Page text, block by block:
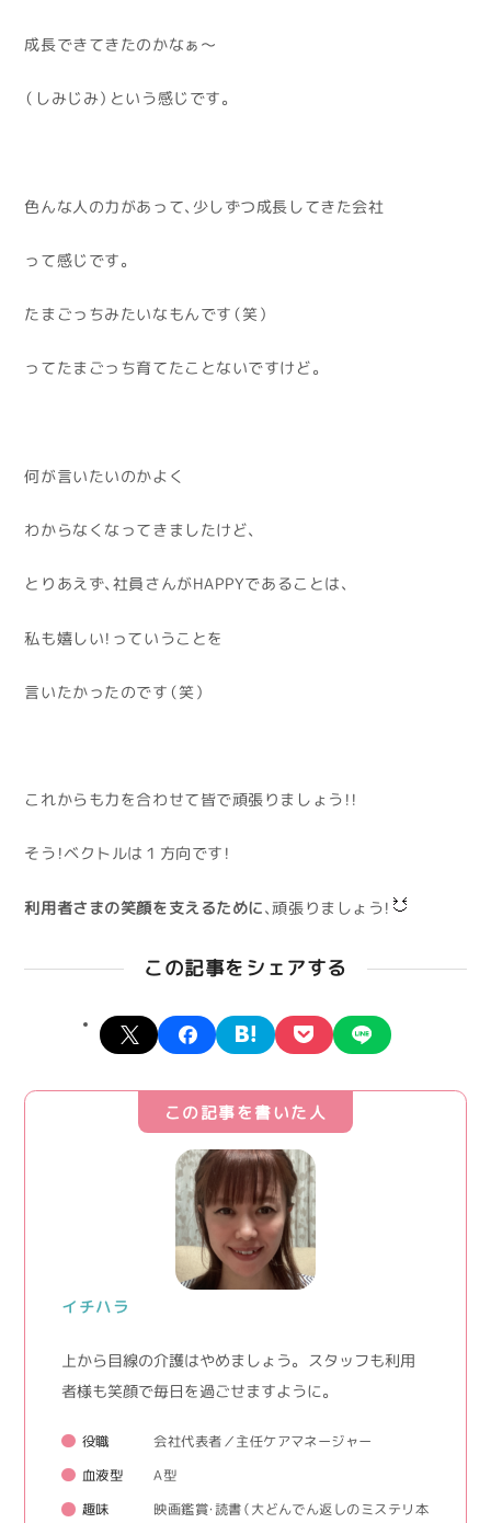
成長できてきたのかなぁ～
（しみじみ）という感じです。
色んな人の力があって、少しずつ成長してきた会社
って感じです。
たまごっちみたいなもんです（笑）
ってたまごっち育てたことないですけど。
何が言いたいのかよく
わからなくなってきましたけど、
とりあえず、社員さんがHAPPYであることは、
私も嬉しい！っていうことを
言いたかったのです（笑）
これからも力を合わせて皆で頑張りましょう！！
そう！ベクトルは１方向です！
利用者さまの笑顔を支えるために 、頑張りましょう！
この記事をシェアする
X facebookhatena pocket
この記事を書いた人
イチハラ
上から目線の介護はやめましょう。 スタッフも利用
者様も笑顔で毎日を過ごせますように。
役職 会社代表者／主任ケアマネージャー
血液型 A型
趣味 映画鑑賞・読書（大どんでん返しのミステリ本